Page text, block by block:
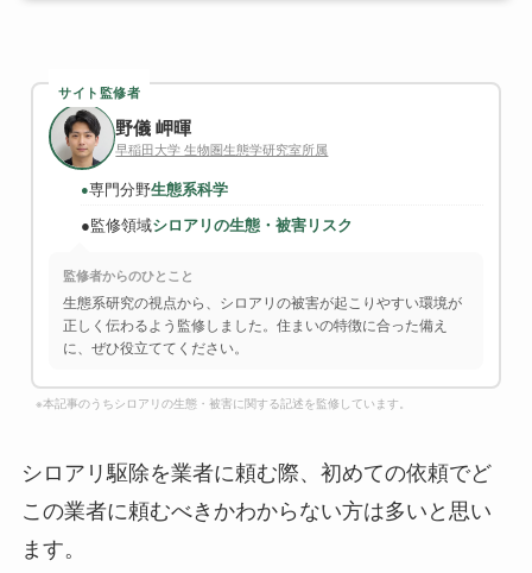
サイト監修者
野儀 岬暉
早稲田大学 生物圏生態学研究室所属
●専門分野生態系科学
●監修領域シロアリの生態・被害リスク
監修者からのひとこと
生態系研究の視点から、シロアリの被害が起こりやすい環境が
正しく伝わるよう監修しました。住まいの特徴に合った備え
に、ぜひ役立ててください。
※本記事のうちシロアリの生態・被害に関する記述を監修しています。
シロアリ駆除を業者に頼む際、初めての依頼でど
この業者に頼むべきかわからない方は多いと思い
ます。